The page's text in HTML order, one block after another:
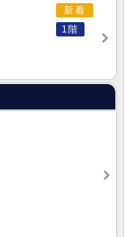
新着
1階